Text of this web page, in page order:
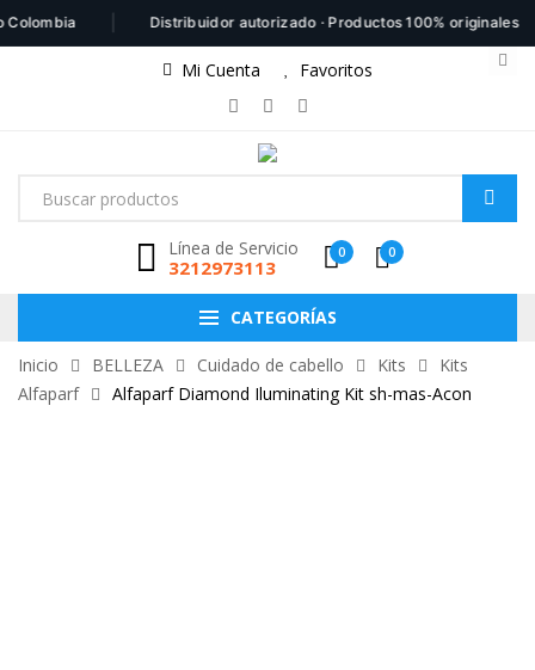
| Distribuidor autorizado · Productos 100% originales |
Mi Cuenta Favoritos
Línea de Servicio
3212973113
0 0
CATEGORÍAS
Inicio BELLEZA Cuidado de cabello Kits
Kits
Alfaparf
Alfaparf Diamond Iluminating Kit sh-mas-Acon